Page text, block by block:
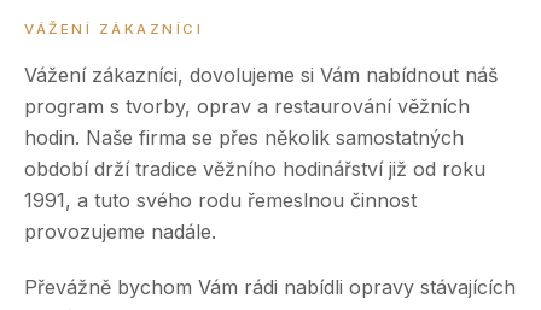
VÁŽENÍ ZÁKAZNÍCI
Vážení zákazníci, dovolujeme si Vám nabídnout náš
program s tvorby, oprav a restaurování věžních
hodin. Naše firma se přes několik samostatných
období drží tradice věžního hodinářství již od roku
1991, a tuto svého rodu řemeslnou činnost
provozujeme nadále.
Převážně bychom Vám rádi nabídli opravy stávajících